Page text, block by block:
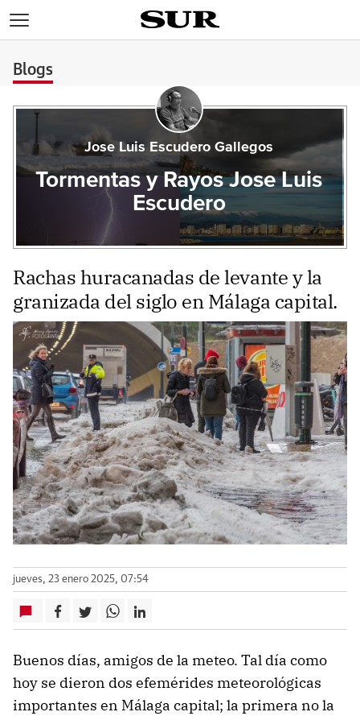
Blogs
Jose Luis Escudero Gallegos
Tormentas y Rayos Jose Luis
Escudero
Rachas huracanadas de levante y la
granizada del siglo en Málaga capital.
jueves, 23 enero 2025, 07:54
Buenos días, amigos de la meteo. Tal día como
hoy se dieron dos efemérides meteorológicas
importantes en Málaga capital; la primera no la